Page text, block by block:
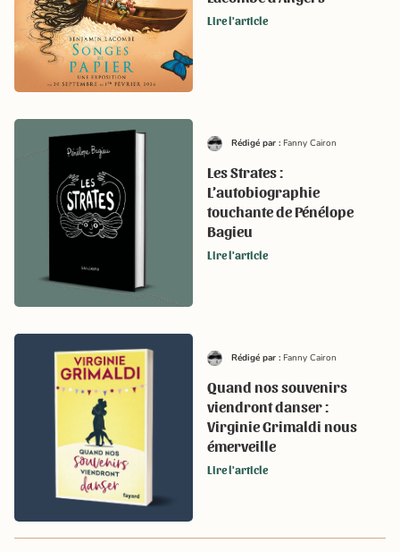
Lire l'article
Rédigé par : Fanny Cairon
Les Strates :
L’autobiographie
touchante de Pénélope
Bagieu
Lire l'article
Rédigé par : Fanny Cairon
Quand nos souvenirs
viendront danser :
Virginie Grimaldi nous
émerveille
Lire l'article